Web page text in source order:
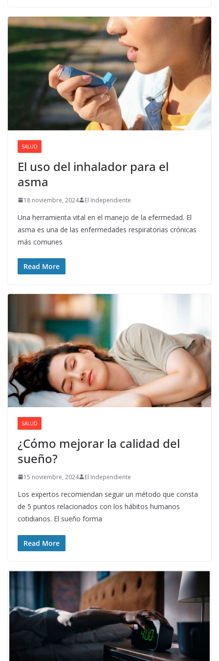
SALUD
El uso del inhalador para el
asma
18 noviembre, 2024 El Independiente
Una herramienta vital en el manejo de la efermedad. El
asma es una de las enfermedades respiratorias crónicas
más comunes
Read More
SALUD
¿Cómo mejorar la calidad del
sueño?
15 noviembre, 2024 El Independiente
Los expertos recomiendan seguir un método que consta
de 5 puntos relacionados con los hábitos humanos
cotidianos. El sueño forma
Read More